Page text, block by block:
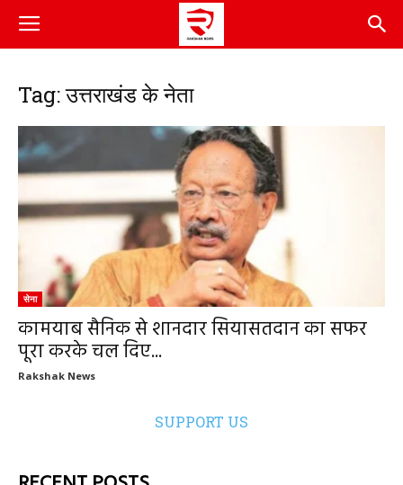
Tag: उत्तराखंड के नेता
सेना
कामयाब सैनिक से शानदार सियासतदान का सफर
पूरा करके चल दिए...
Rakshak News
SUPPORT US